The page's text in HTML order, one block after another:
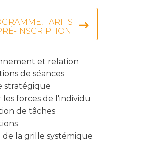
TARIFS
INSCRIPTION
et relation
de séances
stratégique
les forces de l'individu
de tâches
de la grille systémique